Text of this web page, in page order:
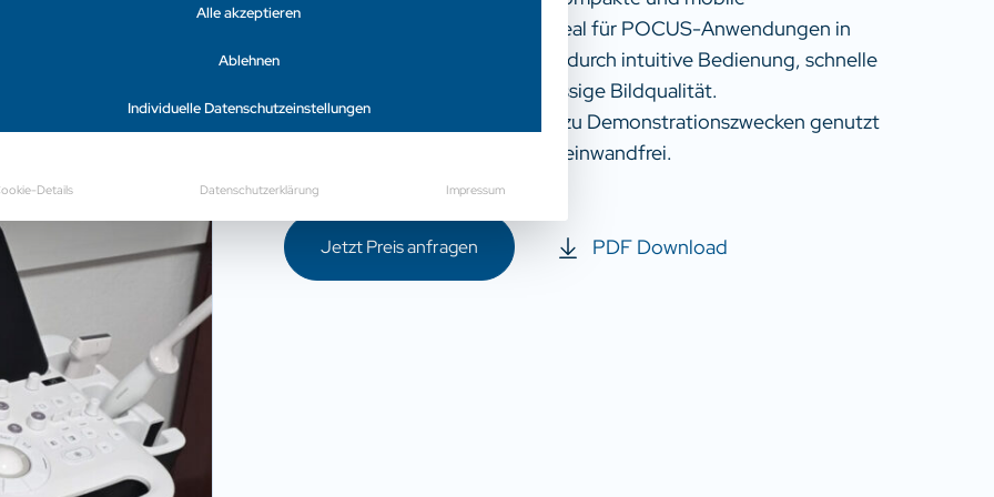
Ultraschallsystem eignet sich ideal für POCUS-Anwendungen in
Praxis und Klinik und überzeugt durch intuitive Bedienung, schnelle
Einsatzbereitschaft und zuverlässige Bildqualität.
Das Gerät wurde ausschließlich zu Demonstrationszwecken genutzt
und ist technisch sowie optisch einwandfrei.
Jetzt Preis anfragen PDF Download
Alle akzeptieren
Ablehnen
Individuelle Datenschutzeinstellungen
Details Datenschutzerklärung Impressum